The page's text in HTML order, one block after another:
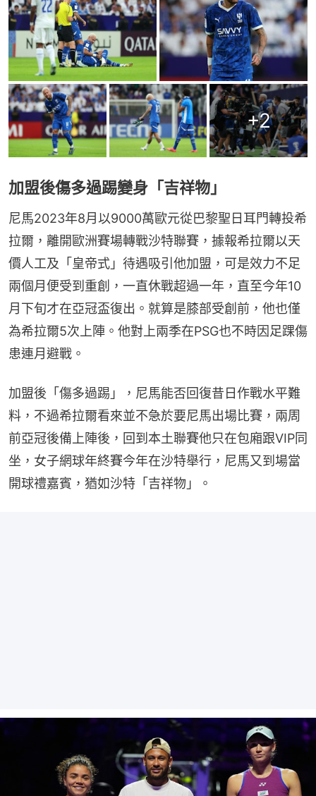
+2
加盟後傷多過踢變身「吉祥物」
尼馬2023年8月以9000萬歐元從巴黎聖日耳門轉投希
拉爾，離開歐洲賽場轉戰沙特聯賽，據報希拉爾以天
價人工及「皇帝式」待遇吸引他加盟，可是效力不足
兩個月便受到重創，一直休戰超過一年，直至今年10
月下旬才在亞冠盃復出。就算是膝部受創前，他也僅
為希拉爾5次上陣。他對上兩季在PSG也不時因足踝傷
患連月避戰。
加盟後「傷多過踢」，尼馬能否回復昔日作戰水平難
料，不過希拉爾看來並不急於要尼馬出場比賽，兩周
前亞冠後備上陣後，回到本土聯賽他只在包廂跟VIP同
坐，女子網球年終賽今年在沙特舉行，尼馬又到場當
開球禮嘉賓，猶如沙特「吉祥物」。